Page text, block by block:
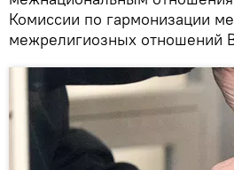
Комиссии по гармонизации
межрелигиозных отношений